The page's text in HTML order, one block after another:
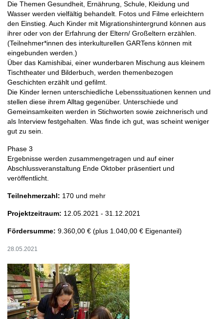
Die Themen Gesundheit, Ernährung, Schule, Kleidung und
Wasser werden vielfältig behandelt. Fotos und Filme erleichtern
den Einstieg. Auch Kinder mit Migrationshintergrund können aus
ihrer oder von der Erfahrung der Eltern/ Großeltern erzählen.
(Teilnehmer*innen des interkulturellen GARTens können mit
eingebunden werden.)
Über das Kamishibai, einer wunderbaren Mischung aus kleinem
Tischtheater und Bilderbuch, werden themenbezogen
Geschichten erzählt und gefilmt.
Die Kinder lernen unterschiedliche Lebenssituationen kennen und
stellen diese ihrem Alltag gegenüber. Unterschiede und
Gemeinsamkeiten werden in Stichworten sowie zeichnerisch und
als Interview festgehalten. Was finde ich gut, was scheint weniger
gut zu sein.
Phase 3
Ergebnisse werden zusammengetragen und auf einer
Abschlussveranstaltung Ende Oktober präsentiert und
veröffentlicht.
Teilnehmerzahl: 170 und mehr
Projektzeitraum: 12.05.2021 - 31.12.2021
Fördersumme: 9.360,00 € (plus 1.040,00 € Eigenanteil)
28.05.2021